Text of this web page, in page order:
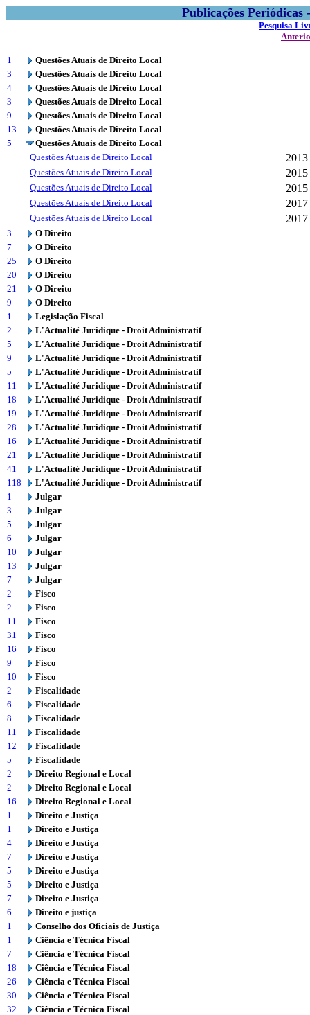
Publicações
Pesquisa
1
Questões Atuais de Direito Local
3
Questões Atuais de Direito Local
4
Questões Atuais de Direito Local
3
Questões Atuais de Direito Local
9
Questões Atuais de Direito Local
13
Questões Atuais de Direito Local
5
Questões Atuais de Direito Local
Questões Atuais de Direito Local
2013
Questões Atuais de Direito Local 2015
Questões Atuais de Direito Local 2015
Questões Atuais de Direito Local 2017
Questões Atuais de Direito Local 2017
3
O Direito
7
O Direito
25
O Direito
20
O Direito
21
O Direito
9
O Direito
1
Legislação Fiscal
2
L'Actualité Juridique - Droit Administratif
5
L'Actualité Juridique - Droit Administratif
9
L'Actualité Juridique - Droit Administratif
5
L'Actualité Juridique - Droit Administratif
11
L'Actualité Juridique - Droit Administratif
18
L'Actualité Juridique - Droit Administratif
19
L'Actualité Juridique - Droit Administratif
28
L'Actualité Juridique - Droit Administratif
16
L'Actualité Juridique - Droit Administratif
21
L'Actualité Juridique - Droit Administratif
41
L'Actualité Juridique - Droit Administratif
118
L'Actualité Juridique - Droit Administratif
1
Julgar
3
Julgar
5
Julgar
6
Julgar
10
Julgar
13
Julgar
7
Julgar
2
Fisco
2
Fisco
11
Fisco
31
Fisco
16
Fisco
9
Fisco
10
Fisco
2
Fiscalidade
6
Fiscalidade
8
Fiscalidade
11
Fiscalidade
12
Fiscalidade
5
Fiscalidade
2
Direito Regional e Local
2
Direito Regional e Local
16
Direito Regional e Local
1
Direito e Justiça
1
Direito e Justiça
4
Direito e Justiça
7
Direito e Justiça
5
Direito e Justiça
5
Direito e Justiça
7
Direito e Justiça
6
Direito e justiça
1
Conselho dos Oficiais de Justiça
1
Ciência e Técnica Fiscal
7
Ciência e Técnica Fiscal
18
Ciência e Técnica Fiscal
26
Ciência e Técnica Fiscal
30
Ciência e Técnica Fiscal
32
Ciência e Técnica Fiscal